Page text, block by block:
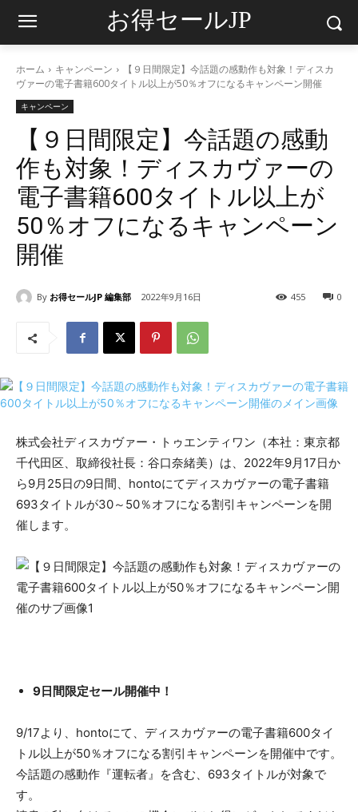
お得セールJP
ホーム キャンペーン
【９日間限定】今話題の感動作も対象！ディスカ
ヴァーの電子書籍600タイトル以上が50％オフになるキャンペーン開催
キャンペーン
【９日間限定】今話題の感動
作も対象！ディスカヴァーの
電子書籍600タイトル以上が
50％オフになるキャンペーン
開催
By お得セールJP 編集部 2022年9月16日 0
455
株式会社ディスカヴァー・トゥエンティワン（本社：東京都
千代田区、取締役社長：谷口奈緒美）は、2022年9月17日か
ら9月25日の9日間、hontoにてディスカヴァーの電子書籍
693タイトルが30～50％オフになる割引キャンペーンを開
催します。
9日間限定セール開催中！
9/17より、hontoにて、ディスカヴァーの電子書籍600タイ
トル以上が50％オフになる割引キャンペーンを開催中です。
今話題の感動作『運転者』を含む、693タイトルが対象で
す。